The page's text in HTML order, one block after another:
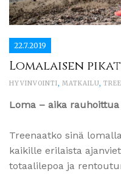
22.7.2019
Lomalaisen
HYVINVOINTI, MATKAILU,
Loma – aika
Treenaatko sinä
kaikille erilaista
totaalilepoa ja